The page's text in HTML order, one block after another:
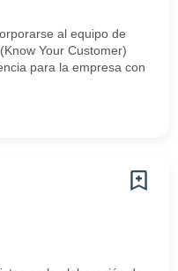
al equipo de
Your Customer)
para la empresa con